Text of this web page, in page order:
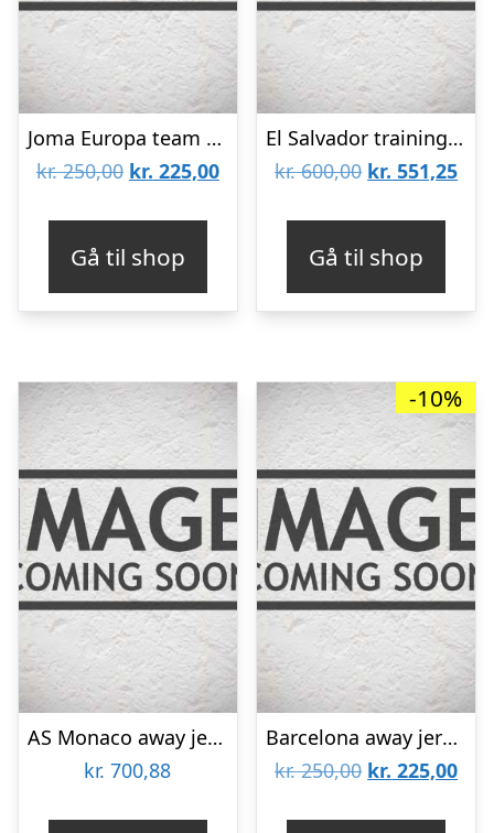
Joma Europa team sport jersey – 10 – CRF-Medium
kr.250,00 Den
kr. 250,00.
kr. 225,00Den
kr. 225,00.
Gå til shop
El Salvador training jersey – adults-L | 44
kr.600,00 Den
kr. 600,00.
kr. 551,25Den
kr.
Gå til shop
AS Monaco away jersey 2021/22 – by Kappa-M
kr. 700,88
-10%
Barcelona away jersey 2012/13 – DV7-YM | 137-147
kr.250,00 Den
kr. 225,00Den